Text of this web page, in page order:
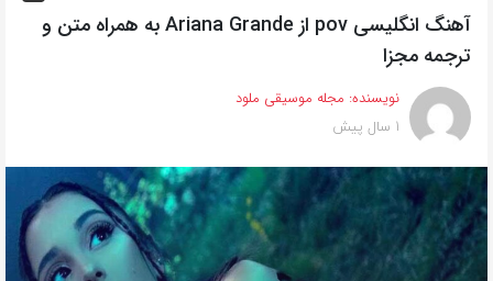
روش‌های
زیر
این
صفحه
را
با
دوستان
خود
آهنگ انگلیسی pov از Ariana Grande به همراه متن و
ترجمه مجزا
نویسنده: مجله موسیقی ملود
1 سال پیش